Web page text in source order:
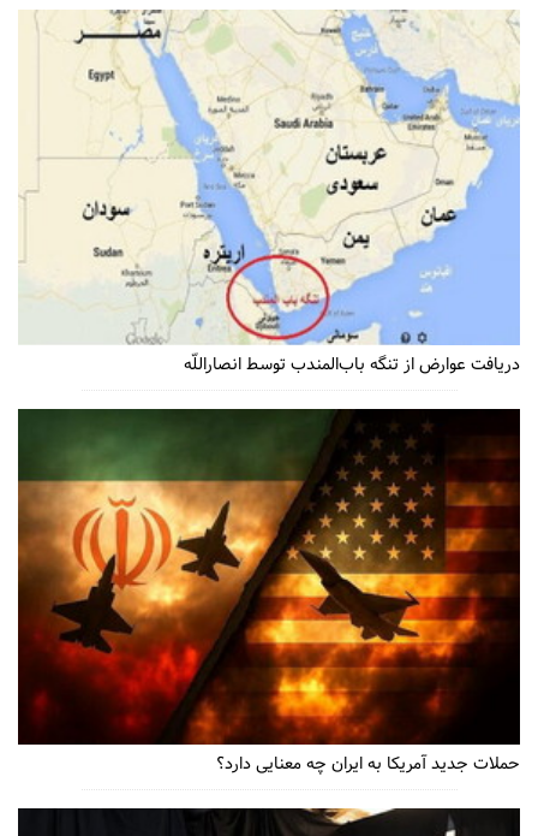
دریافت عوارض از تنگه باب‌المندب توسط انصاراللّه
حملات جدید آمریکا به ایران چه معنایی دارد؟